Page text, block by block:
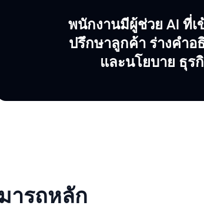
พนักงานมีผู้ช่วย AI ที่
ปรึกษาลูกค้า ร่างคำอ
และนโยบาย ธุร
ารถหลัก